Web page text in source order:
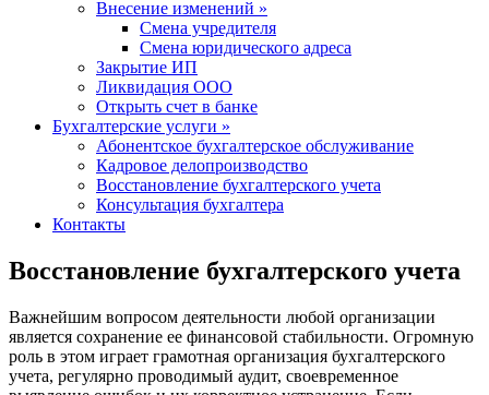
Внесение изменений »
Смена учредителя
Смена юридического адреса
Закрытие ИП
Ликвидация ООО
Открыть счет в банке
Бухгалтерские услуги »
Абонентское бухгалтерское обслуживание
Кадровое делопроизводство
Восстановление бухгалтерского учета
Консультация бухгалтера
Контакты
Восстановление бухгалтерского учета
Важнейшим вопросом деятельности любой организации
является сохранение ее финансовой стабильности. Огромную
роль в этом играет грамотная организация бухгалтерского
учета, регулярно проводимый аудит, своевременное